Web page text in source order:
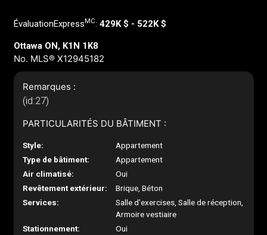
ÉvaluationExpress MC: 429K $ - 522K $
Ottawa ON, K1N 1K8
No. MLS® X12945182
Remarques :
(id:27)
PARTICULARITÉS DU BÂTIMENT :
Style:
Appartement
Type de bâtiment:
Appartement
Air climatisé:
Oui
Revêtement extérieur:
Brique, Béton
Services:
Salle d'exercises, Salle de réception,
Armoire vestiaire
Stationnement:
Oui